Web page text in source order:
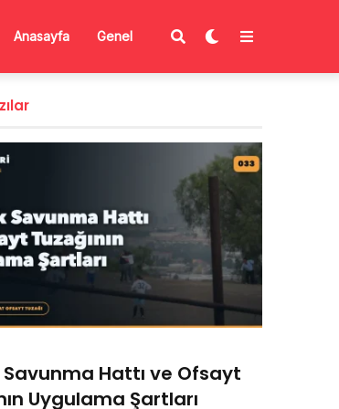
Anasayfa Genel
Savunma Hattı ve Ofsayt
Uygulama Şartları